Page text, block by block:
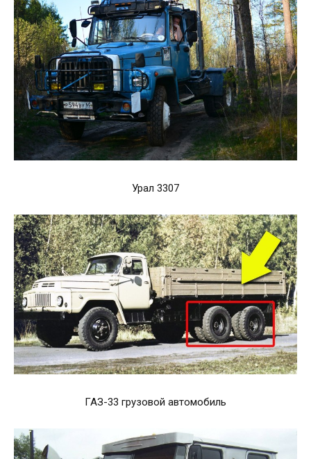
Урал 3307
ГАЗ-33 грузовой автомобиль